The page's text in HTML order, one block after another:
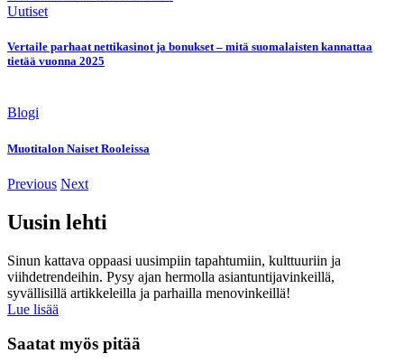
Uutiset
Vertaile parhaat nettikasinot ja bonukset – mitä suomalaisten kannattaa
tietää vuonna 2025
Blogi
Muotitalon Naiset Rooleissa
Previous Next
Uusin lehti
Sinun kattava oppaasi uusimpiin tapahtumiin, kulttuuriin ja
viihdetrendeihin. Pysy ajan hermolla asiantuntijavinkeillä,
syvällisillä artikkeleilla ja parhailla menovinkeillä!
Lue lisää
Saatat myös pitää